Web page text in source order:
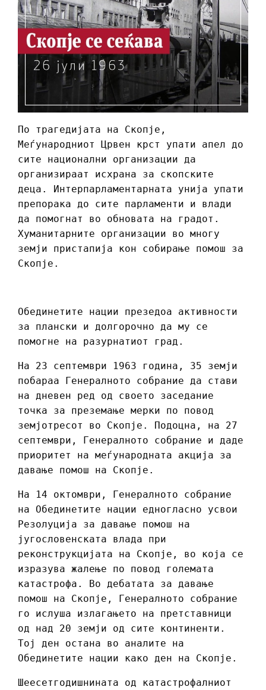
По трагедијата на Скопје,
Меѓународниот Црвен крст упати апел до
сите национални организации да
организираат исхрана за скопските
деца. Интерпарламентарната унија упати
препорака до сите парламенти и влади
да помогнат во обновата на градот.
Хуманитарните организации во многу
земји пристапија кон собирање помош за
Скопје.
Обединетите нации презедоа активности
за плански и долгорочно да му се
помогне на разурнатиот град.
На 23 септември 1963 година, 35 земји
побараа Генералното собрание да стави
на дневен ред од своето заседание
точка за преземање мерки по повод
земјотресот во Скопје. Подоцна, на 27
септември, Генералното собрание и даде
приоритет на меѓународната акција за
давање помош на Скопје.
На 14 октомври, Генералното собрание
на Обединетите нации едногласно усвои
Резолуција за давање помош на
југословенската влада при
реконструкцијата на Скопје, во која се
изразува жалење по повод големата
катастрофа. Во дебатата за давање
помош на Скопје, Генералното собрание
го ислуша излагањето на претставници
од над 20 земји од сите континенти.
Тој ден остана во аналите на
Обединетите нации како ден на Скопје.
Шеесетгодишнината од катастрофалниот